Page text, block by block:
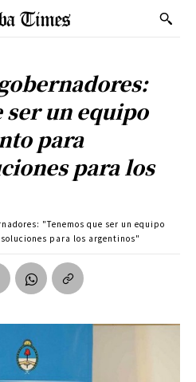
ser un equipo
para
para los
"Tenemos que ser un equipo
para los argentinos"